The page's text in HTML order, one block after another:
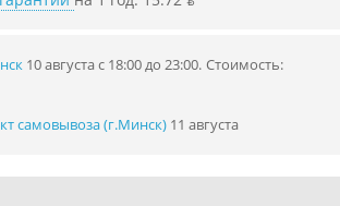
10 августа с 18:00 до 23:00. Стоимость:
самовывоза (г.Минск) 11 августа